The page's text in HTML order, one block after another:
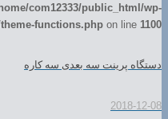
com12333/public_html/wp-
functions.php on line 1100
دستگاه پرینت سه بعدی سه کاره
2018-12-08